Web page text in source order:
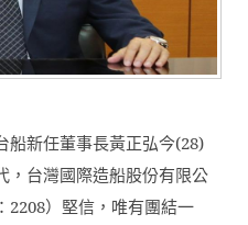
船新任董事長黃正弘今(28)
，台灣國際造船股份有限公
2208）堅信，唯有團結一